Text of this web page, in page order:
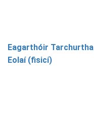
Eagarthóir Tarchurtha
Eolaí (fisicí)